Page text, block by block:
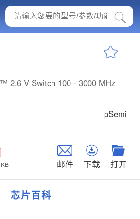
2.6 V Switch 100 - 3000 MHz
pSemi
邮件 下载 打开
芯片百科